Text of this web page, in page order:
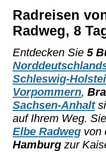
Radreisen
Radweg, 8
Entdecken Sie 5
Schleswig-
Vorpommern,
Sachsen-Anhalt
auf Ihrem Weg.
Elbe Radweg von
Hamburg zur